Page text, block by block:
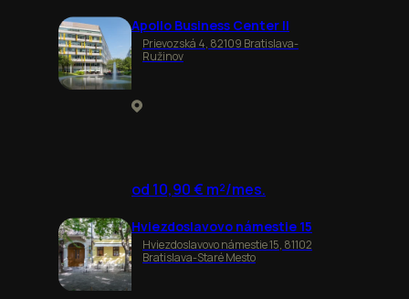
Apollo Business Center II
Prievozská 4, 82109 Bratislava-
Ružinov
od 10,90 € m²/mes.
Hviezdoslavovo námestie 15
Hviezdoslavovo námestie 15, 81102
Bratislava-Staré Mesto